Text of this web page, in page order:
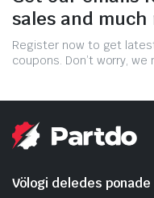
sales and much
Register now to get
coupons. Don’t worry, we
Völogi deledes